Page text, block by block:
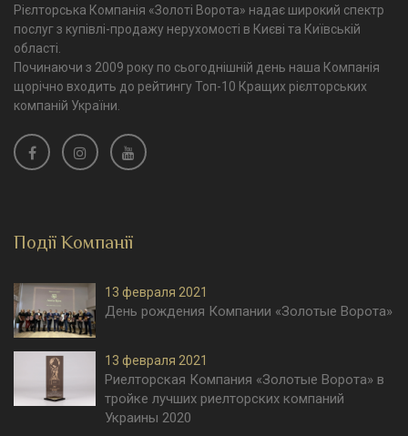
Рієлторська Компанія «Золоті Ворота» надає широкий спектр
послуг з купівлі-продажу нерухомості в Києві та Київській
області.
Починаючи з 2009 року по сьогоднішній день наша Компанія
щорічно входить до рейтингу Топ-10 Кращих рієлторських
компаній України.
Події Компанії
13 февраля 2021
День рождения Компании «Золотые Ворота»
13 февраля 2021
Риелторская Компания «Золотые Ворота» в
тройке лучших риелторских компаний
Украины 2020